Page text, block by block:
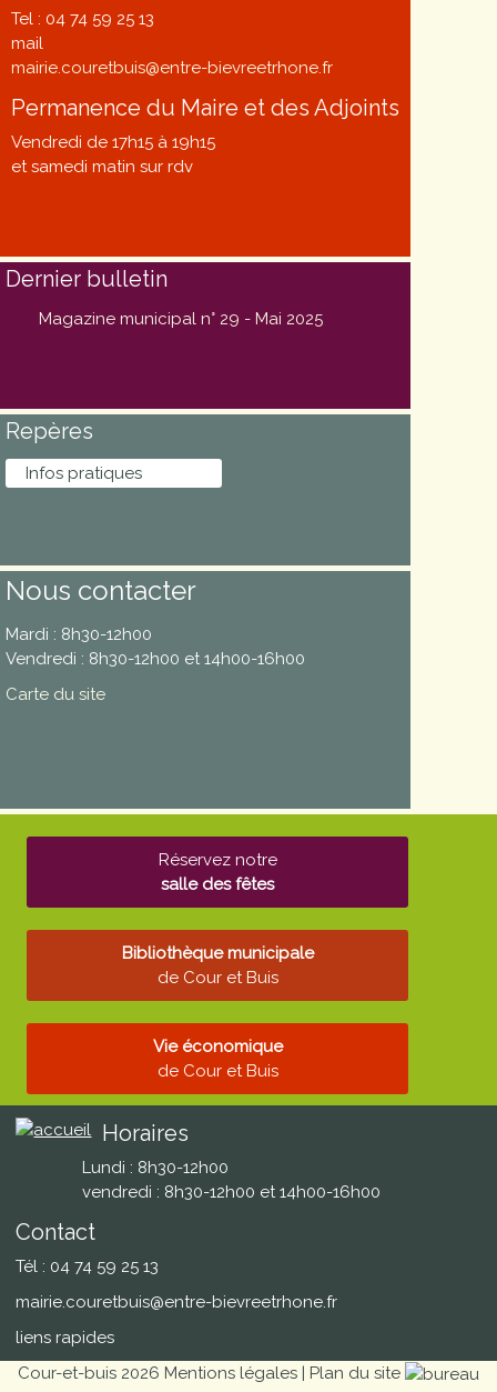
Tel : 04 74 59 25 13
mail
mairie.couretbuis@entre-bievreetrhone.fr
Permanence du Maire et des Adjoints
Vendredi de 17h15 à 19h15
et samedi matin sur rdv
Dernier bulletin
Magazine municipal n° 29 - Mai 2025
Repères
Infos pratiques
Nous contacter
Mardi : 8h30-12h00
Vendredi : 8h30-12h00 et 14h00-16h00
Carte du site
Réservez notre
salle des fêtes
Bibliothèque municipale
de Cour et Buis
Vie économique
de Cour et Buis
Horaires
Lundi : 8h30-12h00
vendredi : 8h30-12h00 et 14h00-16h00
Contact
Tél : 04 74 59 25 13
mairie.couretbuis@entre-bievreetrhone.fr
liens rapides
Cour-et-buis 2026 Mentions légales | Plan du site